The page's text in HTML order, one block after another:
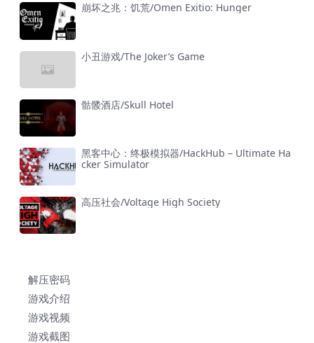
崩坏之兆：饥荒/Omen Exitio: Hunger
小丑游戏/The Joker’s Game
骷髅酒店/Skull Hotel
黑客中心：终极模拟器/HackHub – Ultimate Ha
cker Simulator
高压社会/Voltage High Society
解压密码
游戏介绍
游戏视频
游戏截图